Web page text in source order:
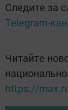
Следите за
Telegram-
Читайте
https://